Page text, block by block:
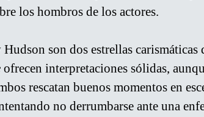
los hombros de los actores.
Hudson son dos estrellas
ofrecen interpretaciones sólidas,
rescatan buenos momentos en
no derrumbarse ante una